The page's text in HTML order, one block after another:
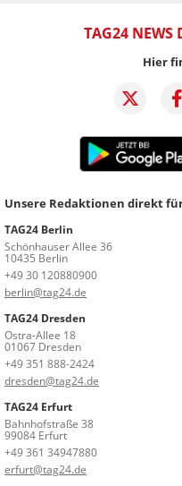
TAG24
Hier
Unsere Redaktionen direkt
TAG24 Berlin
Schönhauser Allee 36
10435 Berlin
+49 30 120880900
berlin@tag24.de
TAG24 Dresden
Ostra-Allee 18
01067 Dresden
+49 351 888-2424
dresden@tag24.de
TAG24 Erfurt
Bahnhofstraße 38
99084 Erfurt
+49 361 34947880
erfurt@tag24.de